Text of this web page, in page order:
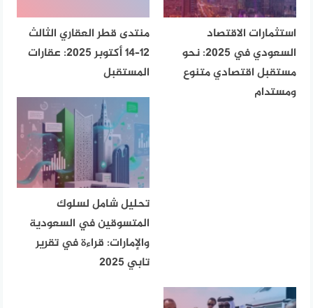
استثمارات الاقتصاد
السعودي في 2025: نحو
مستقبل اقتصادي متنوع
ومستدام
منتدى قطر العقاري الثالث
12–14 أكتوبر 2025: عقارات
المستقبل
تحليل شامل لسلوك
المتسوقين في السعودية
والإمارات: قراءة في تقرير
تابي 2025